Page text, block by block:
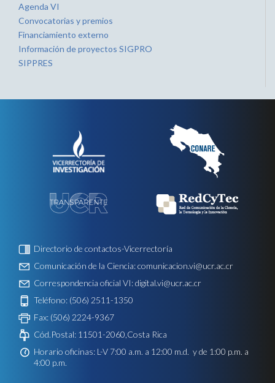
Agenda VI
Convocatorias y premios
Financiamiento externo
Información de proyectos SIGPRO
SIPPRES
Directorio de contactos-Vicerrectoría
Comunicación de la Ciencia:comunicacion.vi@ucr.ac.cr
Correspondencia oficial VI:digital.vi@ucr.ac.cr
Teléfono: (506) 2511-1350
Fax: (506) 2224-9367
Cód.Postal: 11501-2060,Costa Rica
Horario oficinas: L-V 7:00 a.m. a 12:00 m.d. y de 1:00 p.m. a
4:00 p.m.